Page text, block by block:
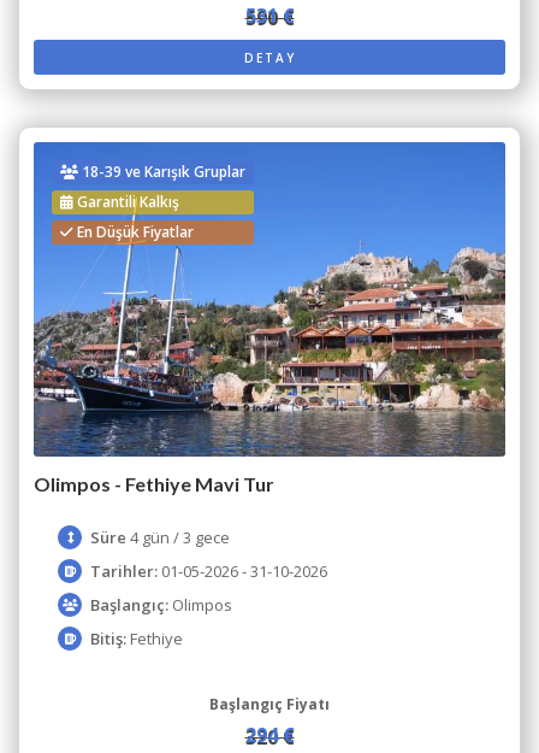
590 €
531 €
DETAY
18-39 ve Karışık Gruplar
Garantili Kalkış
En Düşük Fiyatlar
Olimpos - Fethiye Mavi Tur
Süre 4 gün / 3 gece
Tarihler: 01-05-2026 - 31-10-2026
Başlangıç: Olimpos
Bitiş: Fethiye
Başlangıç Fiyatı
320 €
294 €